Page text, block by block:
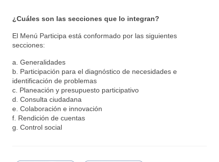
¿Cuáles son las secciones que lo integran?
El Menú Participa está conformado por las siguientes
secciones:
a. Generalidades
b. Participación para el diagnóstico de necesidades e
identificación de problemas
c. Planeación y presupuesto participativo
d. Consulta ciudadana
e. Colaboración e innovación
f. Rendición de cuentas
g. Control social